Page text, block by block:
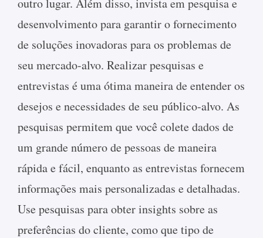
outro lugar. Além disso, invista em pesquisa e
desenvolvimento para garantir o fornecimento
de soluções inovadoras para os problemas de
seu mercado-alvo. Realizar pesquisas e
entrevistas é uma ótima maneira de entender os
desejos e necessidades de seu público-alvo. As
pesquisas permitem que você colete dados de
um grande número de pessoas de maneira
rápida e fácil, enquanto as entrevistas fornecem
informações mais personalizadas e detalhadas.
Use pesquisas para obter insights sobre as
preferências do cliente, como que tipo de